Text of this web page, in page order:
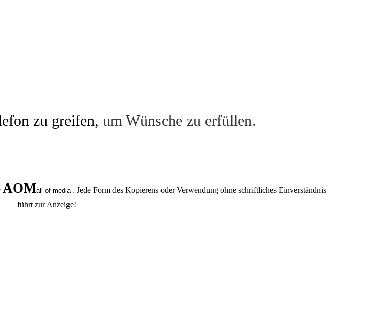
zu greifen, um Wünsche zu erfüllen.
AOMall of media . Jede Form des Kopierens oder Verwendung ohne schriftliches Einverständnis
führt zur Anzeige!